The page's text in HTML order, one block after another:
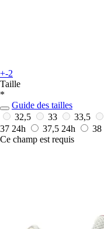
+-2
Taille
*
Guide des tailles
32,5
33 33,5
37 24h 37,5 24h 38
Ce champ est requis